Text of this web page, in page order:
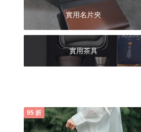
實用名片夾
實用茶具
95 折